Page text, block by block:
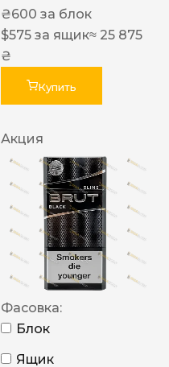
₴600 за блок
$575 за ящик≈ 25 875
₴
Купить
Акция
Фасовка:
Блок
Ящик